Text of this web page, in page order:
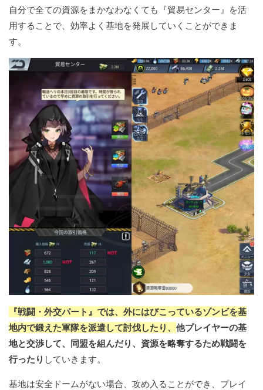
自分で全ての資源をまかなわなくても『貿易センター』を活
用することで、効率よく基地を発展していくことができま
す。
『戦闘・外交パート』では、外にはびこっているゾンビを基
地内で鍛えた軍隊を派遣して討伐したり、 他プレイヤーの基
地と交渉して、同盟を組んだり、資源を略奪するため戦闘を
行ったり していきます。
基地は安全ドームがない場合、攻め入ることができ、プレイ